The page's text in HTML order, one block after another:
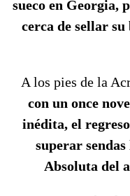
sueco en Georgia,
cerca de sellar
A los pies de la
con un once
inédita, el
superar
Absoluta del